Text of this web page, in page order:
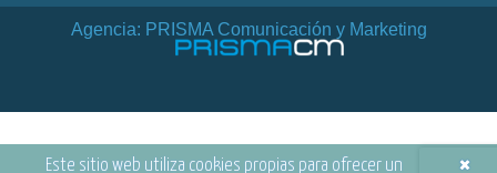
×
Este sitio web utiliza cookies propias para ofrecer un
Agencia: PRISMA Comunicación y Marketing